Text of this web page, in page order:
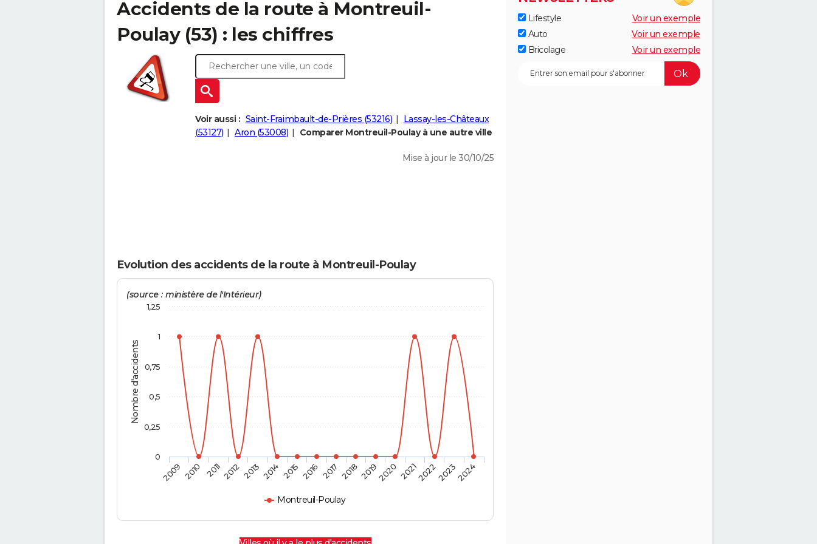
Accidents de la route à Montreuil-
Poulay (53) : les chiffres
Voir aussi : Saint-Fraimbault-de-Prières (53216)
Lassay-les-Châteaux
(53127)
Aron (53008) Comparer Montreuil-Poulay à une autre ville
Mise à jour le 30/10/25
Evolution des accidents de la route à Montreuil-Poulay
Nombre d'accidents
(source : ministère de l'Intérieur)
Montreuil-Poulay
2009 2010 20112012 2013 2014 2015 2016 2017 201820192020 2021202220232024
0
0,25
0,5
0,75
1
1,25
Lifestyle
Voir un exemple
Auto
Voir un exemple
Bricolage
Voir un exemple